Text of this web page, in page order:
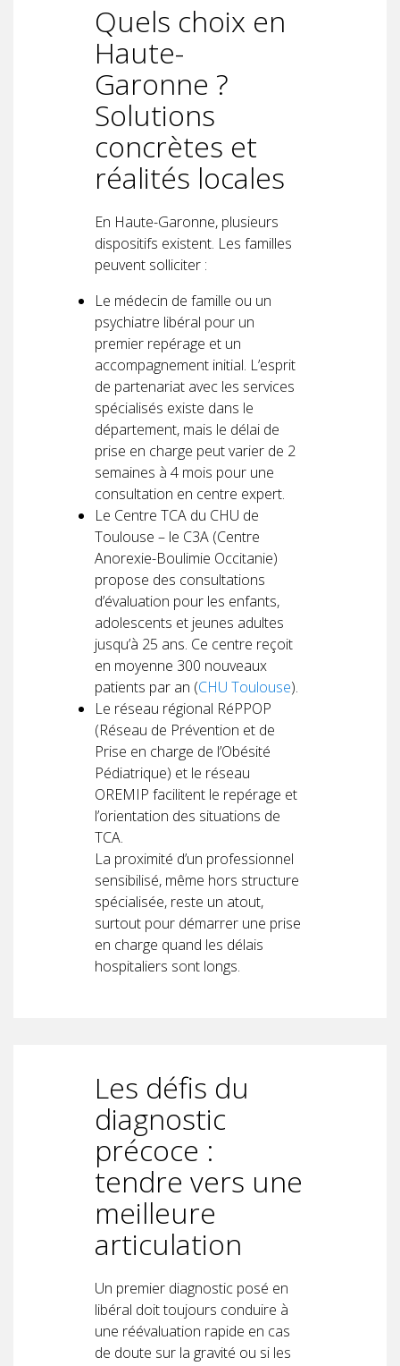
Quels choix en
Haute-
Garonne ?
Solutions
concrètes et
réalités locales
En Haute-Garonne, plusieurs
dispositifs existent. Les familles
peuvent solliciter :
Le médecin de famille ou un
psychiatre libéral pour un
premier repérage et un
accompagnement initial. L’esprit
de partenariat avec les services
spécialisés existe dans le
département, mais le délai de
prise en charge peut varier de 2
semaines à 4 mois pour une
consultation en centre expert.
Le Centre TCA du CHU de
Toulouse – le C3A (Centre
Anorexie-Boulimie Occitanie)
propose des consultations
d’évaluation pour les enfants,
adolescents et jeunes adultes
jusqu’à 25 ans. Ce centre reçoit
en moyenne 300 nouveaux
patients par an (CHU Toulouse).
Le réseau régional RéPPOP
(Réseau de Prévention et de
Prise en charge de l’Obésité
Pédiatrique) et le réseau
OREMIP facilitent le repérage et
l’orientation des situations de
TCA.
La proximité d’un professionnel
sensibilisé, même hors structure
spécialisée, reste un atout,
surtout pour démarrer une prise
en charge quand les délais
hospitaliers sont longs.
Les défis du
diagnostic
précoce :
tendre vers une
meilleure
articulation
Un premier diagnostic posé en
libéral doit toujours conduire à
une réévaluation rapide en cas
de doute sur la gravité ou si les